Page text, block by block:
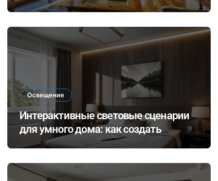
материалов: ревитализация отходов
технологиях
Освещение
Интерактивные световые сценарии
для умного дома: как создать
динамичное освещение по